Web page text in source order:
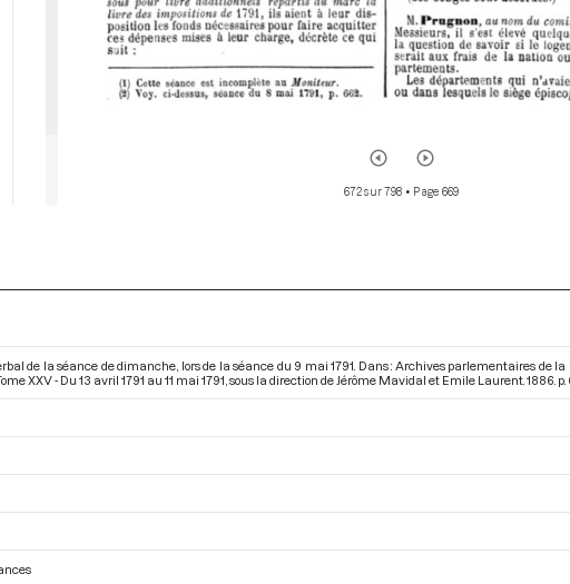
672 sur 798 • Page 669
de la séance de dimanche, lors de la séance du 9 mai 1791. Dans : Archives parlementaires de
XXV - Du 13 avril 1791 au 11 mai 1791 , sous la direction de Jérôme Mavidal et Emile Laurent. 1886. p.